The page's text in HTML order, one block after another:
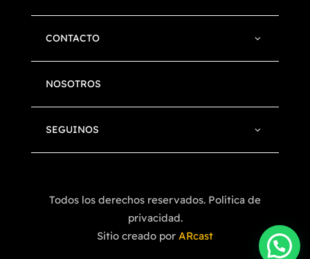
CONTACTO
NOSOTROS
SEGUINOS
Todos los derechos reservados. Política de
privacidad.
Sitio creado por ARcast